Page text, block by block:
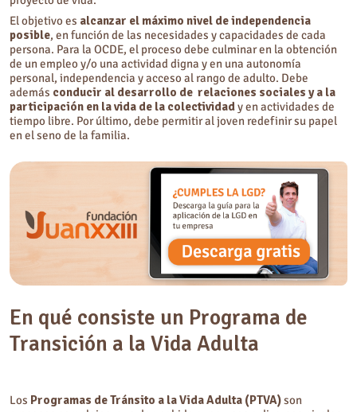
El objetivo es alcanzar el máximo nivel de independencia
posible, en función de las necesidades y capacidades de cada
persona. Para la OCDE, el proceso debe culminar en la obtención
de un empleo y/o una actividad digna y en una autonomía
personal, independencia y acceso al rango de adulto. Debe
además conducir al desarrollo de relaciones sociales y a la
participación en la vida de la colectividady en actividades de
tiempo libre. Por último, debe permitir al joven redefinir su papel
en el seno de la familia.
En qué consiste un Programa de
Transición a la Vida Adulta
Los Programas de Tránsito a la Vida Adulta (PTVA)son